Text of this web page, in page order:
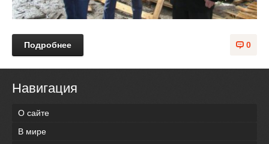
0
Подробнее
Навигация
О сайте
В мире